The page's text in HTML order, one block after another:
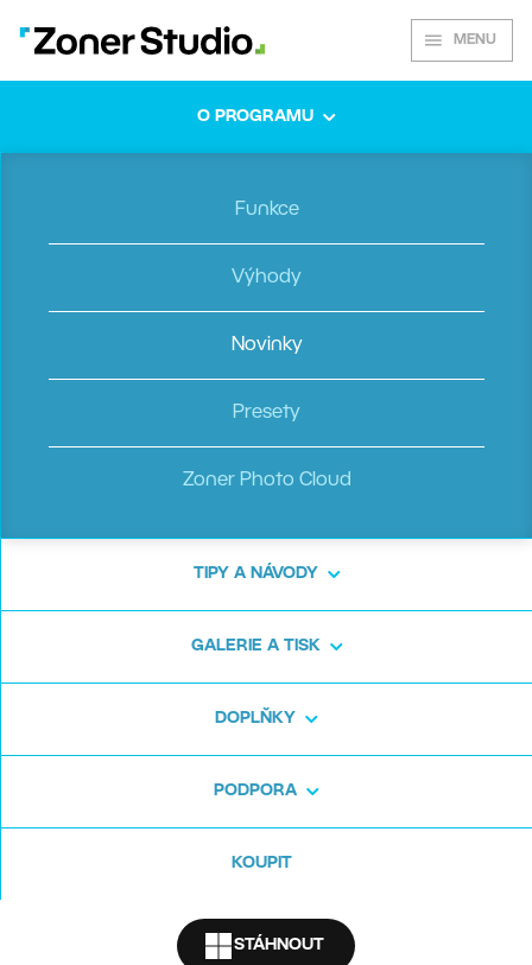
MENU
O PROGRAMU
Funkce
Výhody
Novinky
Presety
Zoner Photo Cloud
TIPY A NÁVODY
GALERIE A TISK
DOPLŇKY
PODPORA
KOUPIT
STÁHNOUT
Podzimní aktualizace
Úžasné fotky
v rekordním čase:
Nechte AI pracovat
za vás
Upravujte fotky s minimálním úsilím